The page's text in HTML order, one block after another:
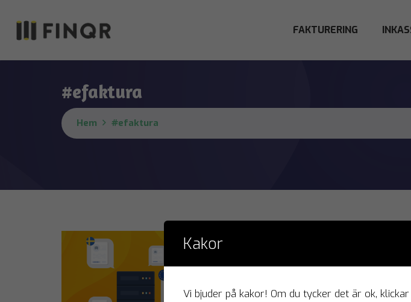
FAKTURERING
#efaktura
Hem #efaktura
Kakor
Vi bjuder på kakor! Om du tycker det är ok,